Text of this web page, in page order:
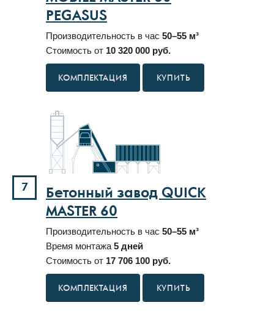
PEGASUS
Производительность в час 50–55 м³
Стоимость от 10 320 000 руб.
КУПИТЬ
7
Бетонный завод QUICK
MASTER 60
Производительность в час 50–55 м³
Время монтажа 5 дней
Стоимость от 17 706 100 руб.
КУПИТЬ